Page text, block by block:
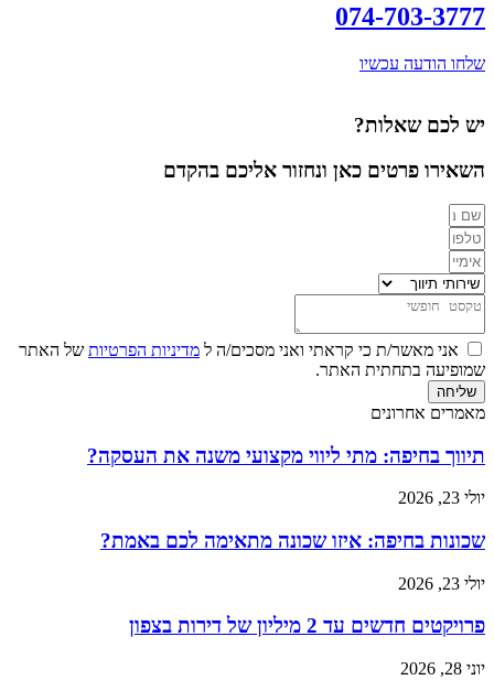
074-703-3777
שלחו הודעה עכשיו
יש לכם שאלות?
השאירו פרטים כאן ונחזור אליכם בהקדם
אני מאשר/ת כי קראתי ואני מסכים/ה ל מדיניות הפרטיות של האתר
שמופיעה בתחתית האתר.
שליחה
מאמרים אחרונים
תיווך בחיפה: מתי ליווי מקצועי משנה את העסקה?
יולי 23, 2026
שכונות בחיפה: איזו שכונה מתאימה לכם באמת?
יולי 23, 2026
פרויקטים חדשים עד 2 מיליון של דירות בצפון
יוני 28, 2026